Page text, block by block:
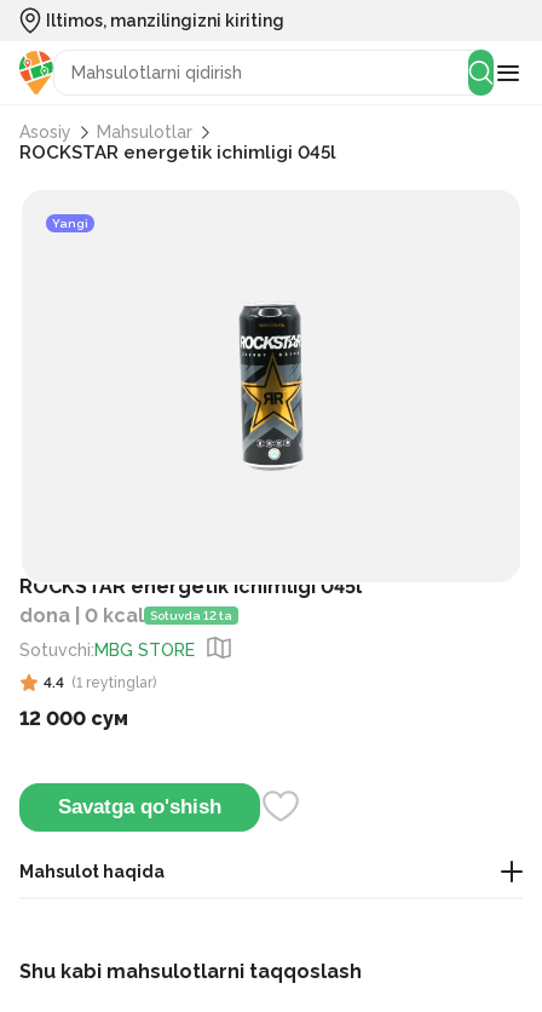
Iltimos, manzilingizni kiriting
Asosiy Mahsulotlar
ROCKSTAR energetik ichimligi 045l
Yangi
ROCKSTAR energetik ichimligi 045l
dona | 0 kcal Sotuvda 12 ta
Sotuvchi:MBG STORE
4.4 (1 reytinglar)
12 000 сум
Savatga qo'shish
Mahsulot haqida
Shu kabi mahsulotlarni taqqoslash